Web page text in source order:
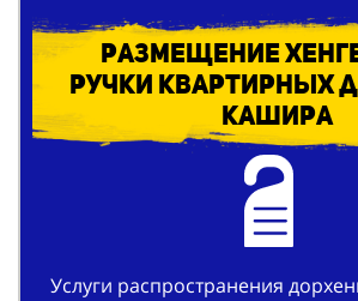
Размещение
ручки квартирных
Кашира
Услуги распространения